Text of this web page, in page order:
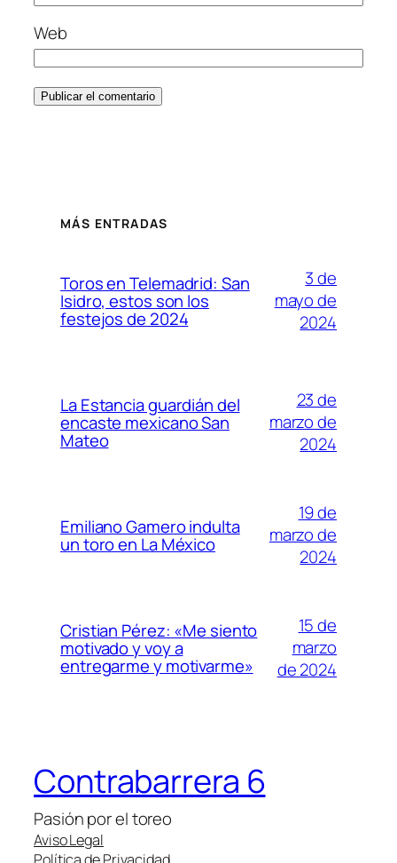
Web
MÁS ENTRADAS
Toros en Telemadrid: San
Isidro, estos son los
festejos de 2024
3 de
mayo de
2024
La Estancia guardián del
encaste mexicano San
Mateo
23 de
marzo de
2024
Emiliano Gamero indulta
un toro en La México
19 de
marzo de
2024
Cristian Pérez: «Me siento
motivado y voy a
entregarme y motivarme»
15 de
marzo
de 2024
Contrabarrera 6
Pasión por el toreo
Aviso Legal